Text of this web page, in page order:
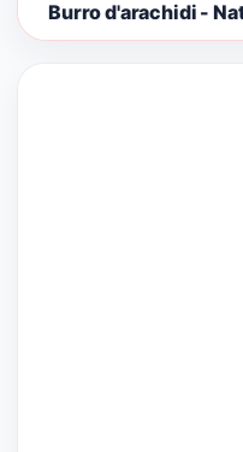
Burro d'arachidi -